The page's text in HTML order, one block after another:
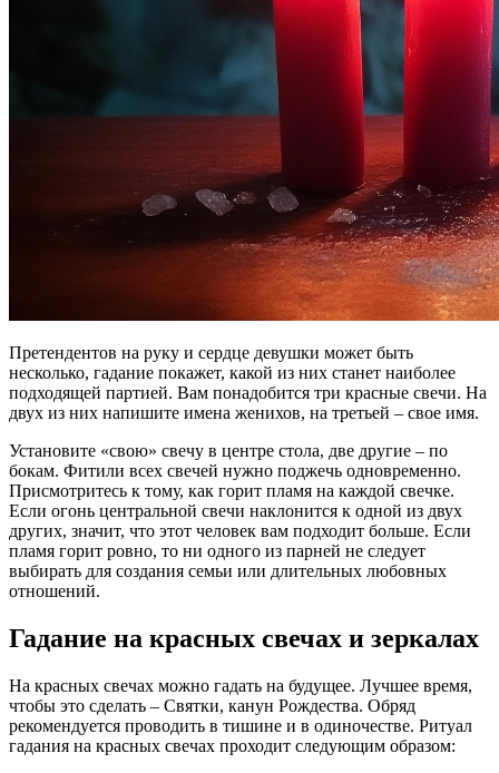
Претендентов на руку и сердце девушки может быть
несколько, гадание покажет, какой из них станет наиболее
подходящей партией. Вам понадобится три красные свечи. На
двух из них напишите имена женихов, на третьей – свое имя.
Установите «свою» свечу в центре стола, две другие – по
бокам. Фитили всех свечей нужно поджечь одновременно.
Присмотритесь к тому, как горит пламя на каждой свечке.
Если огонь центральной свечи наклонится к одной из двух
других, значит, что этот человек вам подходит больше. Если
пламя горит ровно, то ни одного из парней не следует
выбирать для создания семьи или длительных любовных
отношений.
Гадание на красных свечах и зеркалах
На красных свечах можно гадать на будущее. Лучшее время,
чтобы это сделать – Святки, канун Рождества. Обряд
рекомендуется проводить в тишине и в одиночестве. Ритуал
гадания на красных свечах проходит следующим образом: